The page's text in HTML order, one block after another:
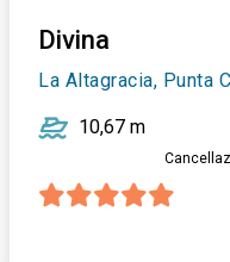
Divina
La Altagracia, Punta
10,67 m